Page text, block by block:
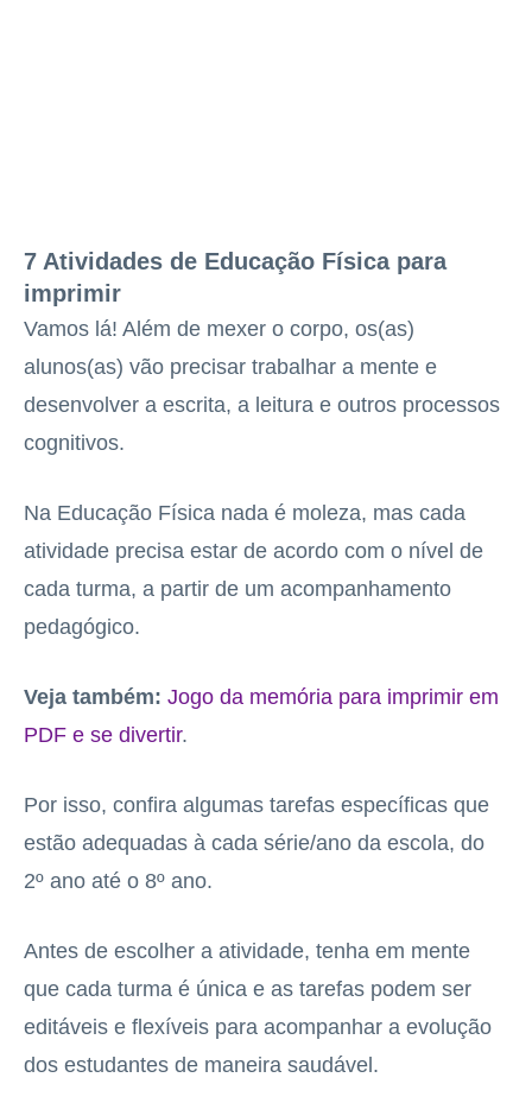
7 Atividades de Educação Física para
imprimir
Vamos lá! Além de mexer o corpo, os(as)
alunos(as) vão precisar trabalhar a mente e
desenvolver a escrita, a leitura e outros processos
cognitivos.
Na Educação Física nada é moleza, mas cada
atividade precisa estar de acordo com o nível de
cada turma, a partir de um acompanhamento
pedagógico.
Veja também: Jogo da memória para imprimir em
PDF e se divertir.
Por isso, confira algumas tarefas específicas que
estão adequadas à cada série/ano da escola, do
2º ano até o 8º ano.
Antes de escolher a atividade, tenha em mente
que cada turma é única e as tarefas podem ser
editáveis e flexíveis para acompanhar a evolução
dos estudantes de maneira saudável.